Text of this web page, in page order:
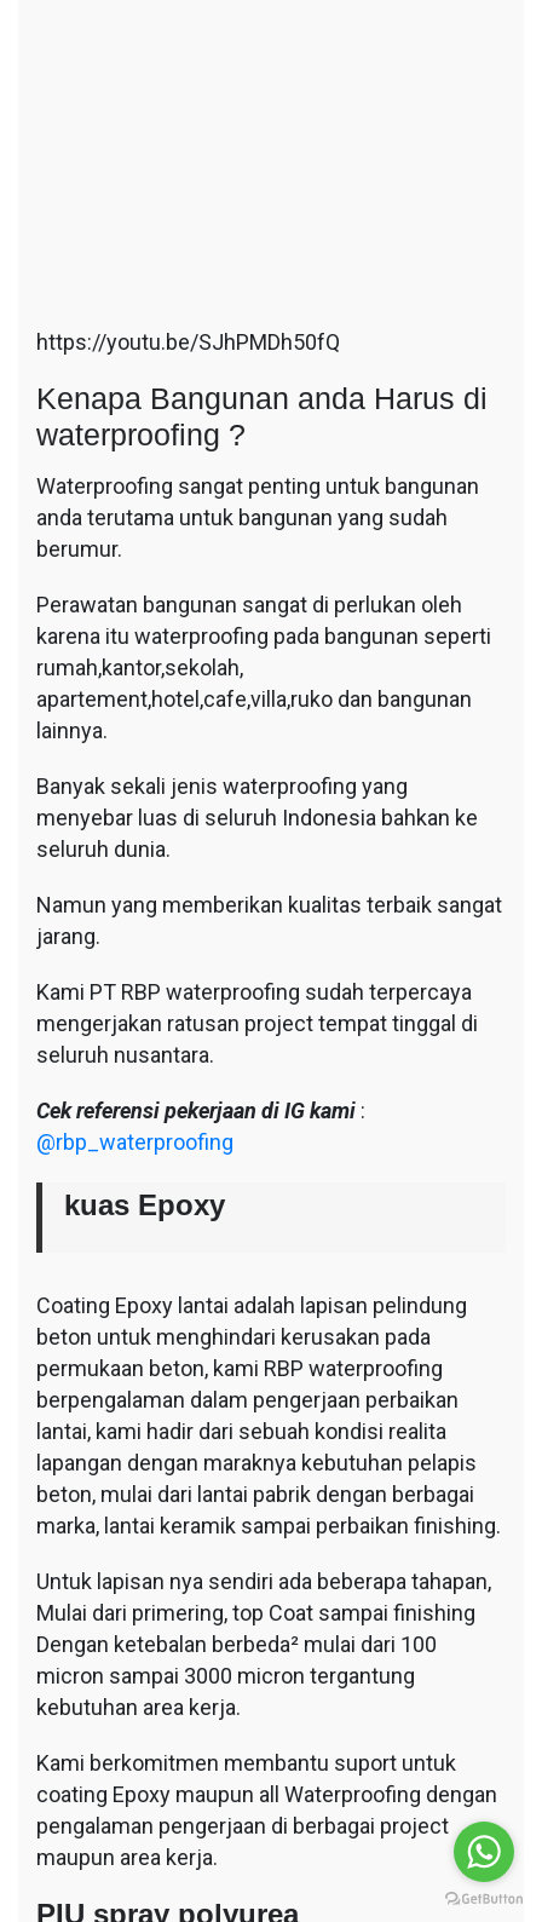
https://youtu.be/SJhPMDh50fQ
Kenapa Bangunan anda Harus di
waterproofing ?
Waterproofing sangat penting untuk bangunan
anda terutama untuk bangunan yang sudah
berumur.
Perawatan bangunan sangat di perlukan oleh
karena itu waterproofing pada bangunan seperti
rumah,kantor,sekolah,
apartement,hotel,cafe,villa,ruko dan bangunan
lainnya.
Banyak sekali jenis waterproofing yang
menyebar luas di seluruh Indonesia bahkan ke
seluruh dunia.
Namun yang memberikan kualitas terbaik sangat
jarang.
Kami PT RBP waterproofing sudah terpercaya
mengerjakan ratusan project tempat tinggal di
seluruh nusantara.
Cek referensi pekerjaan di IG kami :
@rbp_waterproofing
kuas Epoxy
Coating Epoxy lantai adalah lapisan pelindung
beton untuk menghindari kerusakan pada
permukaan beton, kami RBP waterproofing
berpengalaman dalam pengerjaan perbaikan
lantai, kami hadir dari sebuah kondisi realita
lapangan dengan maraknya kebutuhan pelapis
beton, mulai dari lantai pabrik dengan berbagai
marka, lantai keramik sampai perbaikan finishing.
Untuk lapisan nya sendiri ada beberapa tahapan,
Mulai dari primering, top Coat sampai finishing
Dengan ketebalan berbeda² mulai dari 100
micron sampai 3000 micron tergantung
kebutuhan area kerja.
Kami berkomitmen membantu suport untuk
coating Epoxy maupun all Waterproofing dengan
pengalaman pengerjaan di berbagai project
maupun area kerja.
PIU spray polyurea